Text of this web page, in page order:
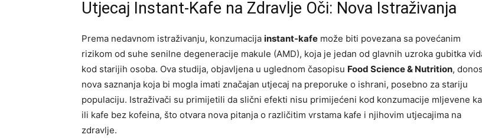
Utjecaj Instant-Kafe na Zdravlje Oči: Nova Istraživanja
Prema nedavnom istraživanju, konzumacija instant-kafe može biti povezana sa povećanim
rizikom od suhe senilne degeneracije makule (AMD), koja je jedan od glavnih uzroka gubitka
kod starijih osoba. Ova studija, objavljena u uglednom časopisu Food Science & Nutrition,
nova saznanja koja bi mogla imati značajan utjecaj na preporuke o ishrani, posebno za stariju
populaciju. Istraživači su primijetili da slični efekti nisu primijećeni kod konzumacije mljevene
ili kafe bez kofeina, što otvara nova pitanja o različitim vrstama kafe i njihovim utjecajima na
zdravlje.